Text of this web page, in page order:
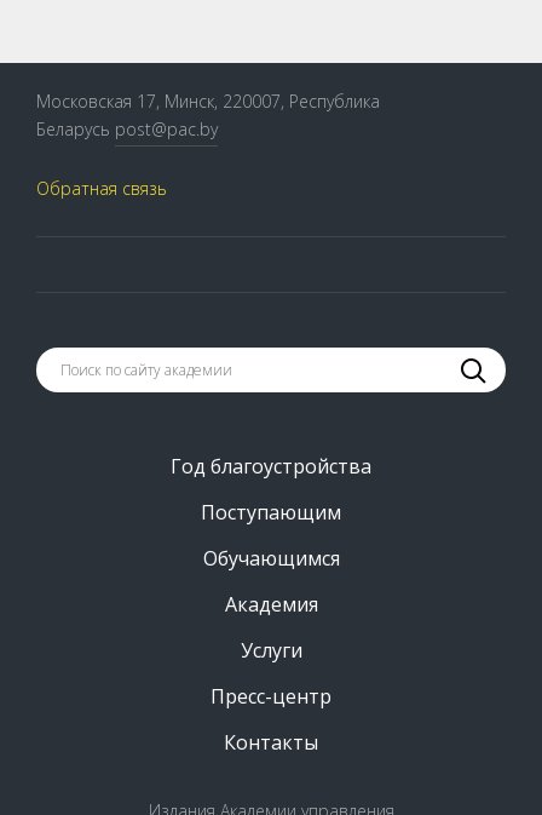
Московская 17, Минск, 220007, Республика
Беларусь post@pac.by
Обратная связь
Год благоустройства
Поступающим
Обучающимся
Академия
Услуги
Пресс-центр
Контакты